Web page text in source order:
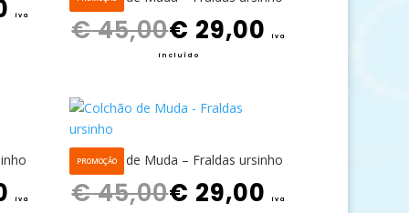
iva €45,00€ 29,00 iva
incluído
iva
PROMOÇÃO
Colchão de Muda – Fraldas ursinho
€45,00€ 29,00 iva